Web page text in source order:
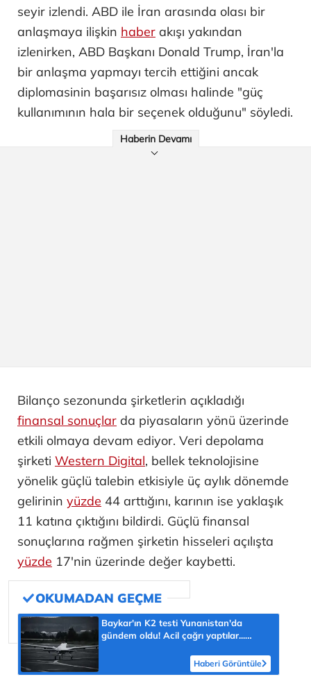
seyir izlendi. ABD ile İran arasında olası bir
anlaşmaya ilişkin haber akışı yakından
izlenirken, ABD Başkanı Donald Trump, İran'la
bir anlaşma yapmayı tercih ettiğini ancak
diplomasinin başarısız olması halinde "güç
kullanımının hala bir seçenek olduğunu" söyledi.
Haberin Devamı
Bilanço sezonunda şirketlerin açıkladığı
finansal sonuçlar da piyasaların yönü üzerinde
etkili olmaya devam ediyor. Veri depolama
şirketi Western Digital, bellek teknolojisine
yönelik güçlü talebin etkisiyle üç aylık dönemde
gelirinin yüzde 44 arttığını, karının ise yaklaşık
11 katına çıktığını bildirdi. Güçlü finansal
sonuçlarına rağmen şirketin hisseleri açılışta
yüzde 17'nin üzerinde değer kaybetti.
Baykar'ın K2 testi Yunanistan'da
gündem oldu! Acil çağrı yaptılar...
Haberi Görüntüle